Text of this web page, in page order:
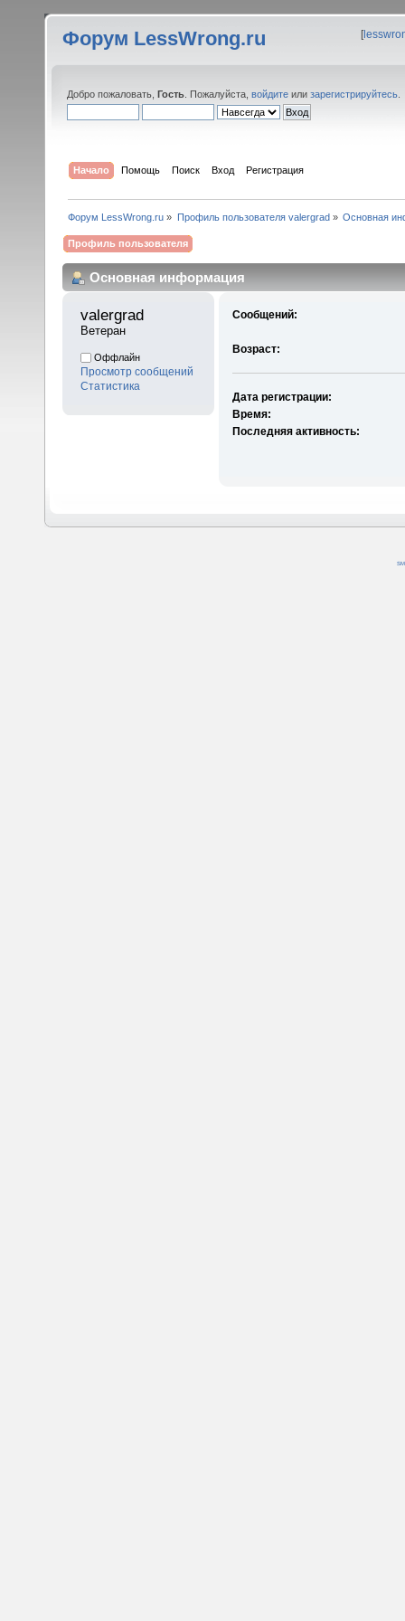
Форум LessWrong.ru [
Добро пожаловать, Гость . Пожалуйста, войдите или зарегистрируйтесь
Начало Помощь Поиск Вход Регистрация
Форум LessWrong.ru » Профиль пользователя valergrad» Основная
Профиль пользователя
Основная информация
valergrad
Ветеран
Оффлайн
Просмотр сообщений
Статистика
Сообщений:
Возраст:
Дата регистрации:
Время:
Последняя активность: